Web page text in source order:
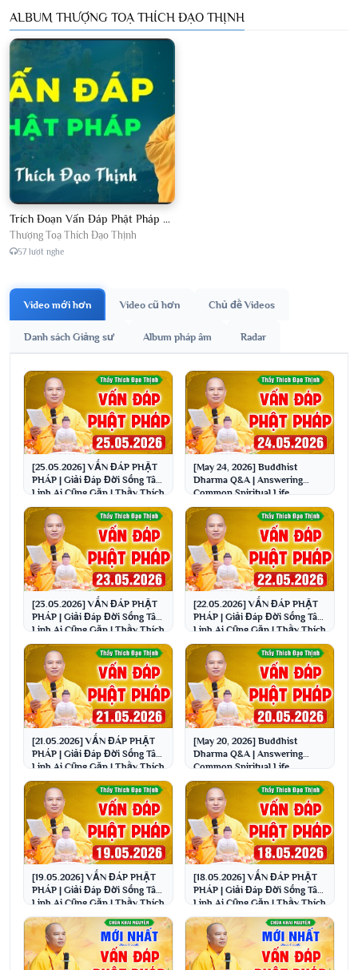
ALBUM THƯỢNG TOẠ THÍCH ĐẠO THỊNH
Trích Đoạn Vấn Đáp Phật Pháp 2026
Thượng Toạ Thích Đạo Thịnh
57 lượt nghe
Video mới hơn Video cũ hơn Chủ đề Videos
Danh sách Giảng sư Album pháp âm Radar
[25.05.2026] VẤN ĐÁP PHẬT
PHÁP | Giải Đáp Đời Sống Tâm
Linh Ai Cũng Gặp | Thầy Thích
Đạo Thịnh
[May 24, 2026] Buddhist
Dharma Q&A | Answering
Common Spiritual Life
Questions | Venerable Thich ...
[23.05.2026] VẤN ĐÁP PHẬT
PHÁP | Giải Đáp Đời Sống Tâm
Linh Ai Cũng Gặp | Thầy Thích
Đạo Thịnh
[22.05.2026] VẤN ĐÁP PHẬT
PHÁP | Giải Đáp Đời Sống Tâm
Linh Ai Cũng Gặp | Thầy Thích
Đạo Thịnh
[21.05.2026] VẤN ĐÁP PHẬT
PHÁP | Giải Đáp Đời Sống Tâm
Linh Ai Cũng Gặp | Thầy Thích
Đạo Thịnh
[May 20, 2026] Buddhist
Dharma Q&A | Answering
Common Spiritual Life
Questions | Venerable Thich ...
[19.05.2026] VẤN ĐÁP PHẬT
PHÁP | Giải Đáp Đời Sống Tâm
Linh Ai Cũng Gặp | Thầy Thích
Đạo Thịnh
[18.05.2026] VẤN ĐÁP PHẬT
PHÁP | Giải Đáp Đời Sống Tâm
Linh Ai Cũng Gặp | Thầy Thích
Đạo Thịnh